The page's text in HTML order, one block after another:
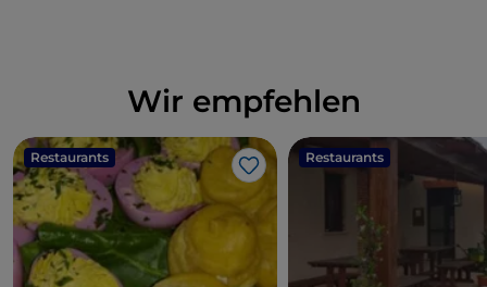
Wir empfehlen
Restaurants
Like
Restaurants